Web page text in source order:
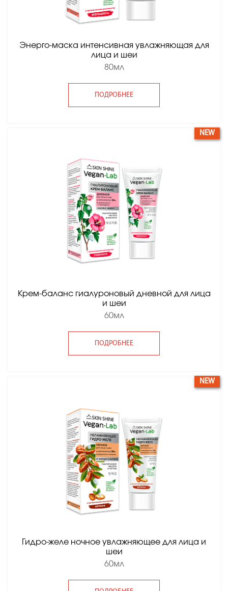
Энерго-маска интенсивная увлажняющая для
лица и шеи
80мл
ПОДРОБНЕЕ
Крем-баланс гиалуроновый дневной для лица
и шеи
60мл
ПОДРОБНЕЕ
NEW
Гидро-желе ночное увлажняющее для лица и
шеи
60мл
NEW